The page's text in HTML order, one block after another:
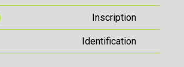
Inscription
Identification